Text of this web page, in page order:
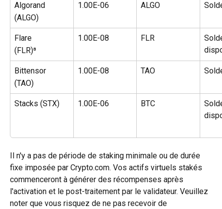
Algorand
(ALGO)
1.00E-06 ALGO
Flare
(FLR)⁸
1.00E-08 FLR
Bittensor
(TAO)
1.00E-08 TAO
Stacks (STX) 1.00E-06 BTC
Il n'y a pas de période de staking minimale ou de durée
fixe imposée par Crypto.com. Vos actifs virtuels stakés
commenceront à générer des récompenses après
l'activation et le post-traitement par le validateur. Veuillez
noter que vous risquez de ne pas recevoir de